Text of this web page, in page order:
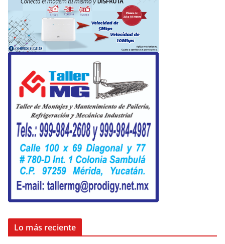
Lo más reciente